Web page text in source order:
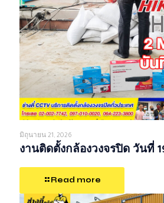
มิถุนายน 21, 2026
งานติดตั้งกล้องวงจรปิด วันที่
Read more